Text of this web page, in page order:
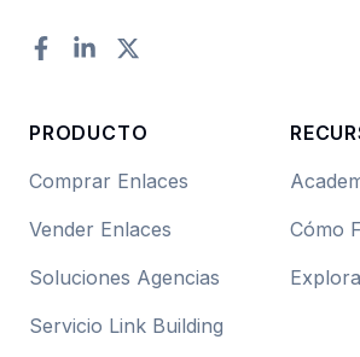
Facebook
LinkedInTwitter
PRODUCTO
Comprar Enlaces
Vender Enlaces
Soluciones Agencias
Servicio Link Building
Cómo